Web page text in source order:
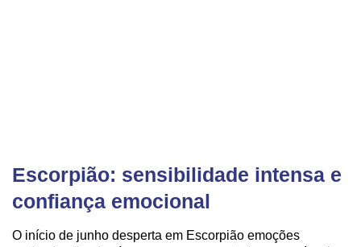
Escorpião: sensibilidade intensa e
confiança emocional
O início de junho desperta em Escorpião emoções